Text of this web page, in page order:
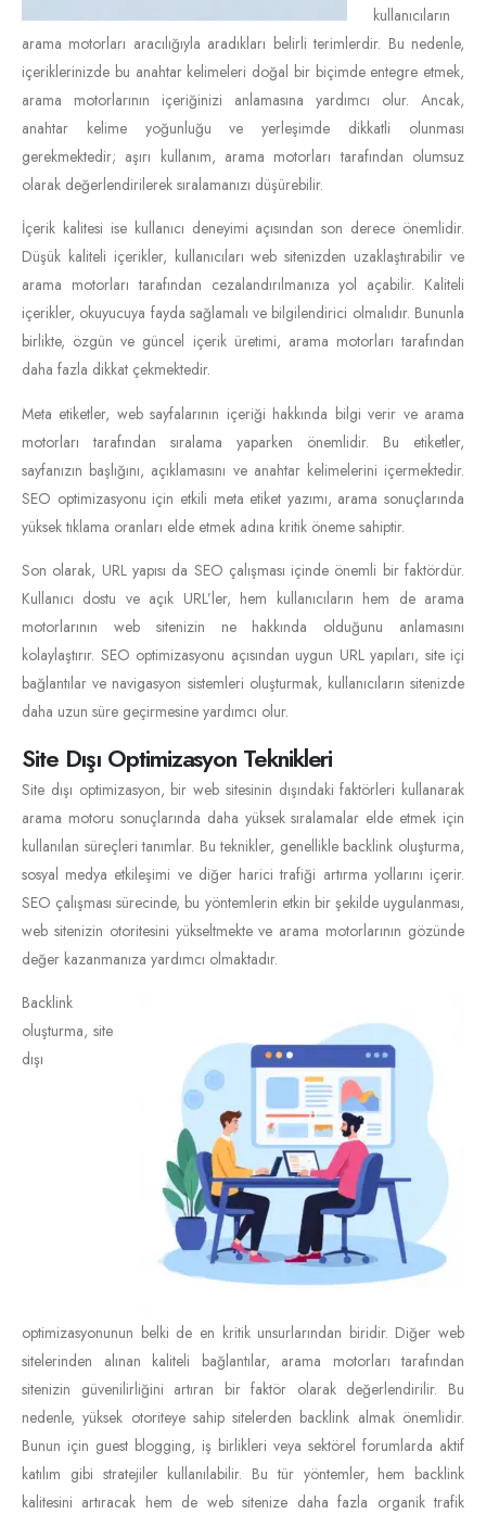
kullanıcıların
arama motorları aracılığıyla aradıkları belirli terimlerdir. Bu nedenle,
içeriklerinizde bu anahtar kelimeleri doğal bir biçimde entegre etmek,
arama motorlarının içeriğinizi anlamasına yardımcı olur. Ancak,
anahtar kelime yoğunluğu ve yerleşimde dikkatli olunması
gerekmektedir; aşırı kullanım, arama motorları tarafından olumsuz
olarak değerlendirilerek sıralamanızı düşürebilir.
İçerik kalitesi ise kullanıcı deneyimi açısından son derece önemlidir.
Düşük kaliteli içerikler, kullanıcıları web sitenizden uzaklaştırabilir ve
arama motorları tarafından cezalandırılmanıza yol açabilir. Kaliteli
içerikler, okuyucuya fayda sağlamalı ve bilgilendirici olmalıdır. Bununla
birlikte, özgün ve güncel içerik üretimi, arama motorları tarafından
daha fazla dikkat çekmektedir.
Meta etiketler, web sayfalarının içeriği hakkında bilgi verir ve arama
motorları tarafından sıralama yaparken önemlidir. Bu etiketler,
sayfanızın başlığını, açıklamasını ve anahtar kelimelerini içermektedir.
SEO optimizasyonu için etkili meta etiket yazımı, arama sonuçlarında
yüksek tıklama oranları elde etmek adına kritik öneme sahiptir.
Son olarak, URL yapısı da SEO çalışması içinde önemli bir faktördür.
Kullanıcı dostu ve açık URL’ler, hem kullanıcıların hem de arama
motorlarının web sitenizin ne hakkında olduğunu anlamasını
kolaylaştırır. SEO optimizasyonu açısından uygun URL yapıları, site içi
bağlantılar ve navigasyon sistemleri oluşturmak, kullanıcıların sitenizde
daha uzun süre geçirmesine yardımcı olur.
Site Dışı Optimizasyon Teknikleri
Site dışı optimizasyon, bir web sitesinin dışındaki faktörleri kullanarak
arama motoru sonuçlarında daha yüksek sıralamalar elde etmek için
kullanılan süreçleri tanımlar. Bu teknikler, genellikle backlink oluşturma,
sosyal medya etkileşimi ve diğer harici trafiği artırma yollarını içerir.
SEO çalışması sürecinde, bu yöntemlerin etkin bir şekilde uygulanması,
web sitenizin otoritesini yükseltmekte ve arama motorlarının gözünde
değer kazanmanıza yardımcı olmaktadır.
Backlink
oluşturma, site
dışı
optimizasyonunun belki de en kritik unsurlarından biridir. Diğer web
sitelerinden alınan kaliteli bağlantılar, arama motorları tarafından
sitenizin güvenilirliğini artıran bir faktör olarak değerlendirilir. Bu
nedenle, yüksek otoriteye sahip sitelerden backlink almak önemlidir.
Bunun için guest blogging, iş birlikleri veya sektörel forumlarda aktif
katılım gibi stratejiler kullanılabilir. Bu tür yöntemler, hem backlink
kalitesini artıracak hem de web sitenize daha fazla organik trafik